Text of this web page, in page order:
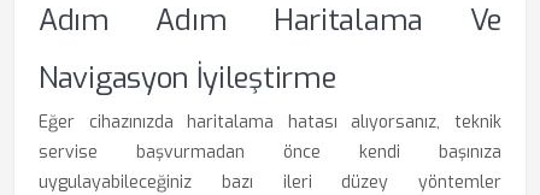
Adım Adım Haritalama Ve
Navigasyon İyileştirme
Eğer cihazınızda haritalama hatası alıyorsanız, teknik
servise başvurmadan önce kendi başınıza
uygulayabileceğiniz bazı ileri düzey yöntemler